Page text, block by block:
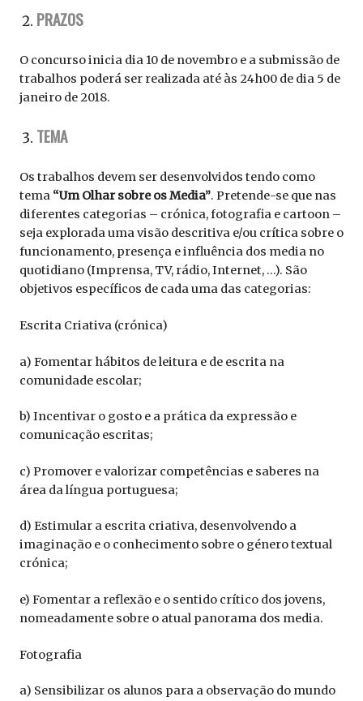
PRAZOS
O concurso inicia dia 10 de novembro e a submissão de
trabalhos poderá ser realizada até às 24h00 de dia 5 de
janeiro de 2018.
TEMA
Os trabalhos devem ser desenvolvidos tendo como
tema “Um Olhar sobre os Media”. Pretende-se que nas
diferentes categorias – crónica, fotografia e cartoon –
seja explorada uma visão descritiva e/ou crítica sobre o
funcionamento, presença e influência dos media no
quotidiano (Imprensa, TV, rádio, Internet, …). São
objetivos específicos de cada uma das categorias:
Escrita Criativa (crónica)
a) Fomentar hábitos de leitura e de escrita na
comunidade escolar;
b) Incentivar o gosto e a prática da expressão e
comunicação escritas;
c) Promover e valorizar competências e saberes na
área da língua portuguesa;
d) Estimular a escrita criativa, desenvolvendo a
imaginação e o conhecimento sobre o género textual
crónica;
e) Fomentar a reflexão e o sentido crítico dos jovens,
nomeadamente sobre o atual panorama dos media.
Fotografia
a) Sensibilizar os alunos para a observação do mundo